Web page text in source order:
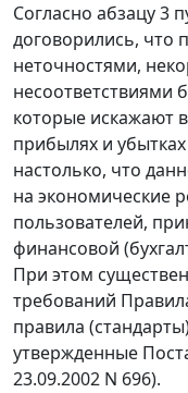
Согласно абзацу 3
договорились, что
неточностями,
несоответствиями
которые искажают
прибылях и
настолько, что
на экономические
пользователей,
финансовой
При этом
требований
правила
утвержденные
23.09.2002 N 696).